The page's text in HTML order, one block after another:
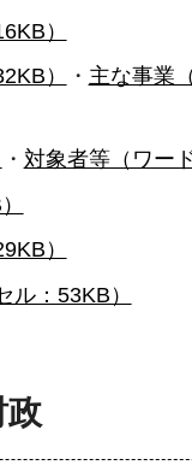
）
）
・ 主な事業
・ 対象者等（ワー
）
：53KB）
政